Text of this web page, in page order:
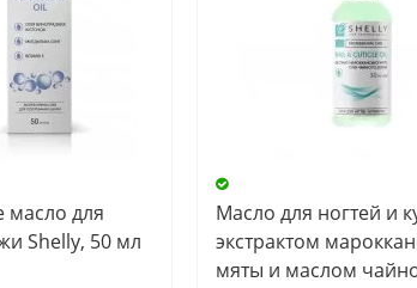
масло для
Shelly, 50 мл
Масло для ногтей и
экстрактом
мяты и маслом